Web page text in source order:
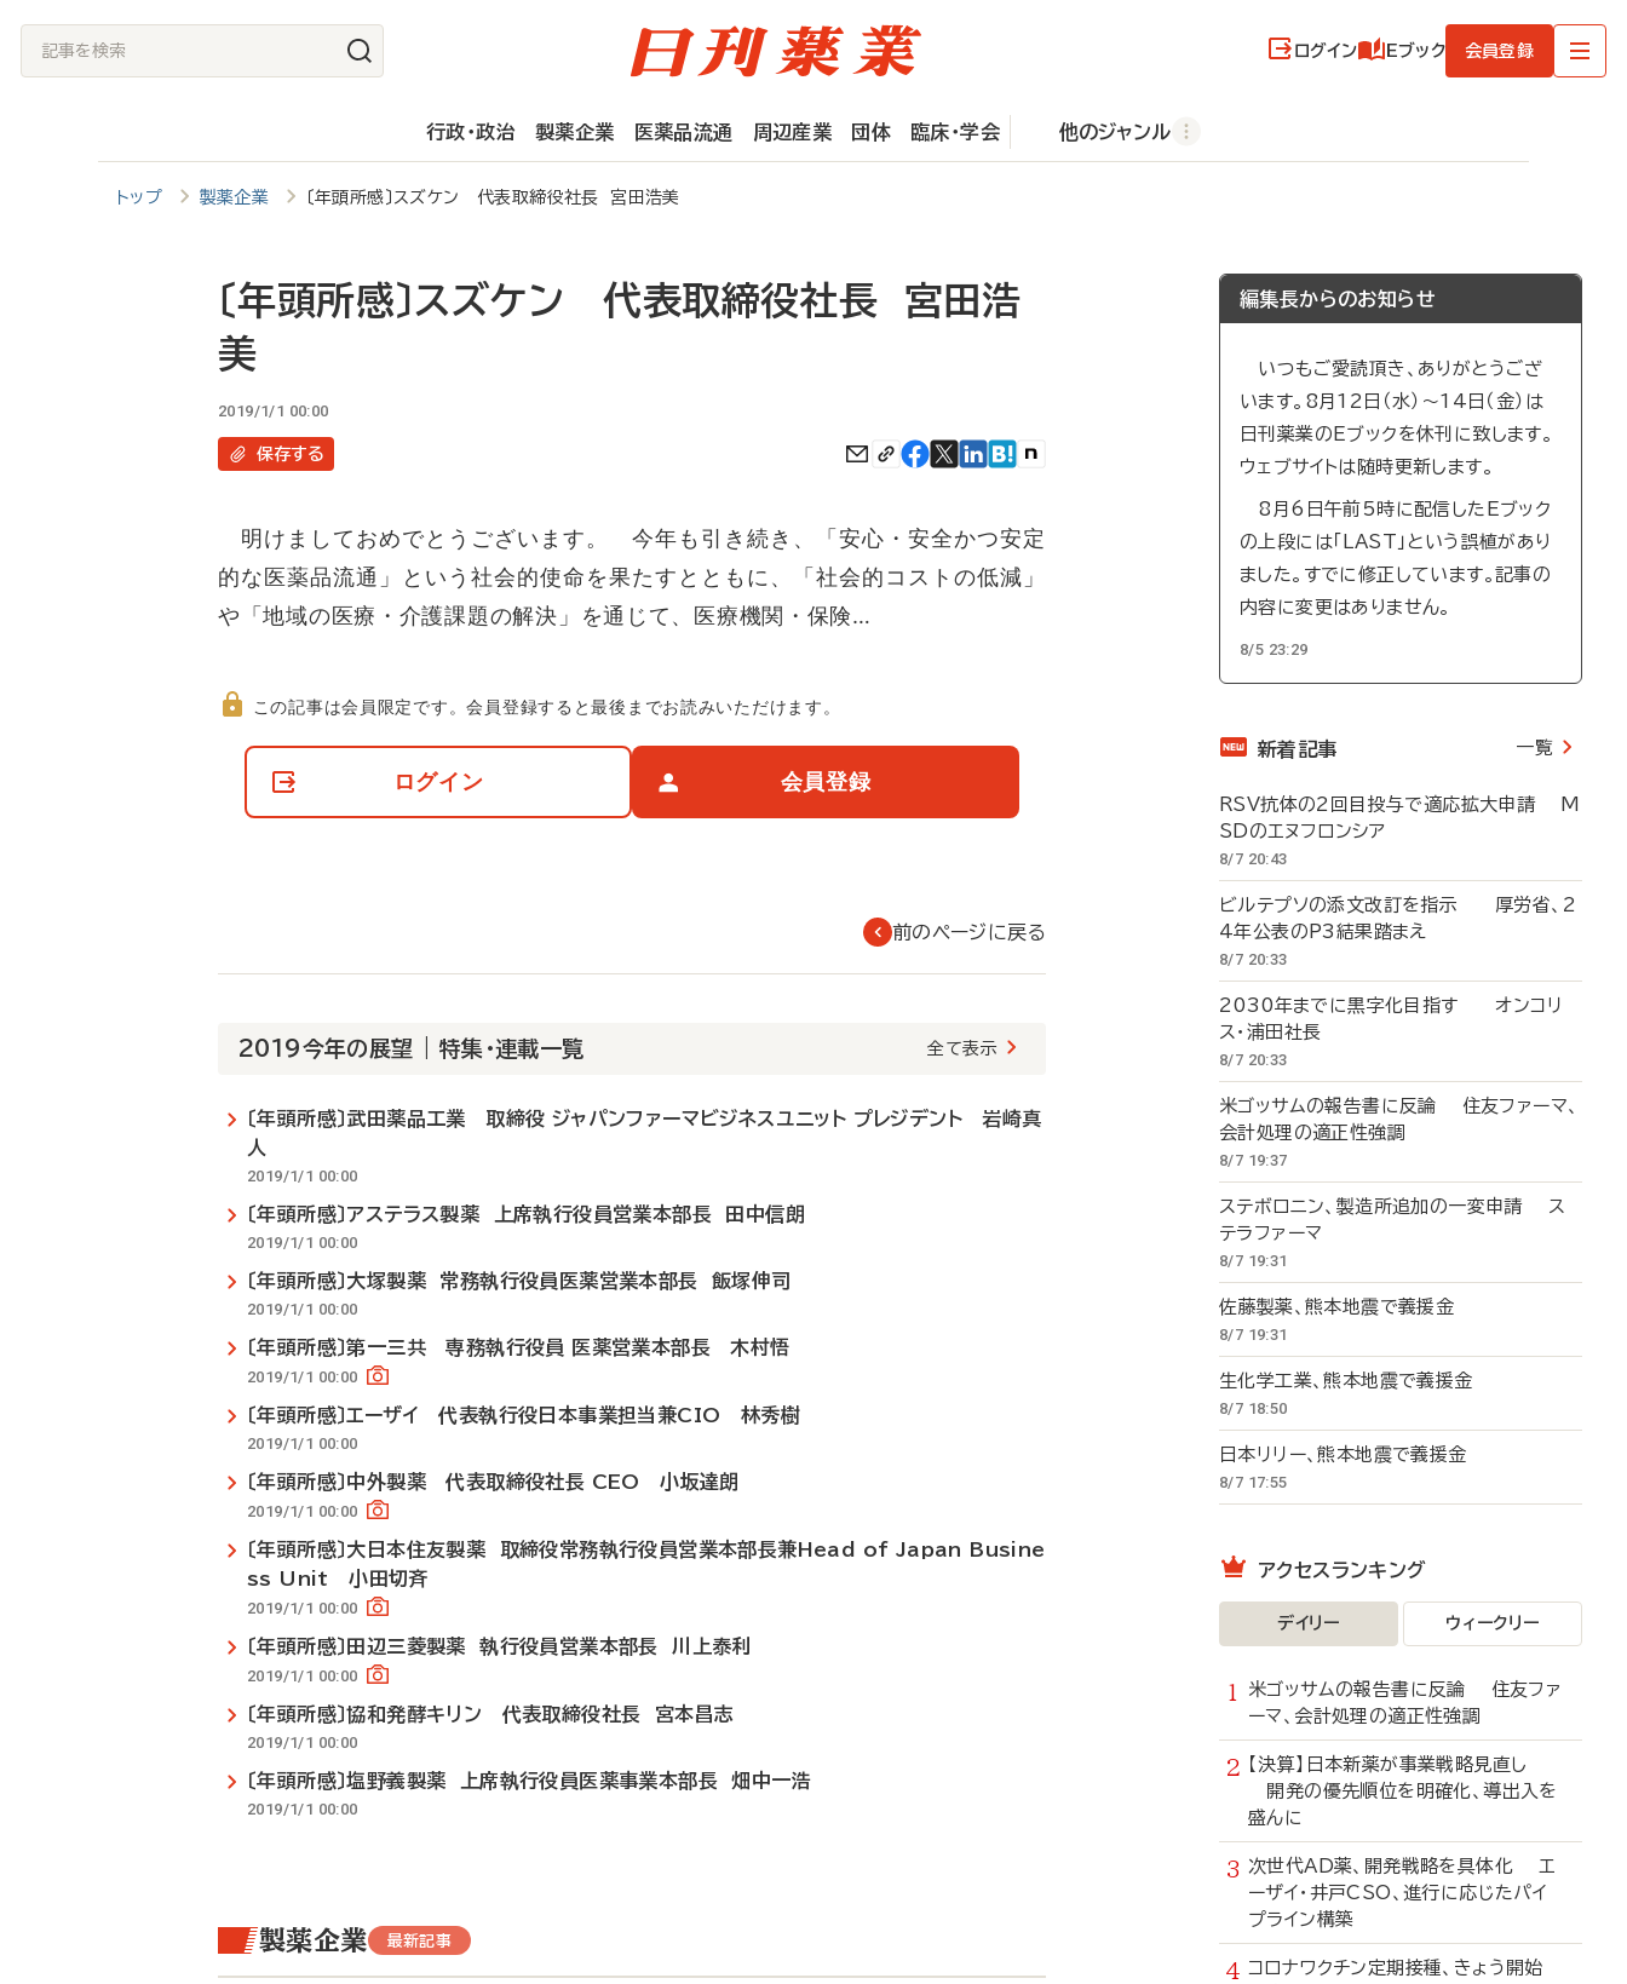
記
事
ログイン Eブック 会員登録
行政・政治 製薬企業 医薬品流通 周辺産業 団体 臨床・学会 他のジャンル
トップ 製薬企業 〔年頭所感〕スズケン 代表取締役社長 宮田浩美
〔年頭所感〕スズケン 代表取締役社長 宮田浩
美
2019/1/1 00:00
保存する
明けましておめでとうございます。 今年も引き続き、「安心・安全かつ安定
的な医薬品流通」という社会的使命を果たすとともに、「社会的コストの低減」
や「地域の医療・介護課題の解決」を通じて、医療機関・保険…
て
この記事は会員限定です。会員登録すると最後までお読みいただけます。
ログイン 会員登録
前のページに戻る
2019今年の展望 | 特集・連載一覧 全て表示
〔年頭所感〕武田薬品工業 取締役 ジャパンファーマビジネスユニット プレジデント 岩崎真
人
2019/1/1 00:00
〔年頭所感〕アステラス製薬 上席執行役員営業本部長 田中信朗
2019/1/1 00:00
〔年頭所感〕大塚製薬 常務執行役員医薬営業本部長 飯塚伸司
2019/1/1 00:00
〔年頭所感〕第一三共 専務執行役員 医薬営業本部長 木村悟
2019/1/1 00:00
〔年頭所感〕エーザイ 代表執行役日本事業担当兼CIO 林秀樹
2019/1/1 00:00
〔年頭所感〕中外製薬 代表取締役社長 CEO 小坂達朗
2019/1/1 00:00
〔年頭所感〕大日本住友製薬 取締役常務執行役員営業本部長兼Head of Japan Busine
ss Unit 小田切斉
2019/1/1 00:00
〔年頭所感〕田辺三菱製薬 執行役員営業本部長 川上泰利
2019/1/1 00:00
〔年頭所感〕協和発酵キリン 代表取締役社長 宮本昌志
2019/1/1 00:00
〔年頭所感〕塩野義製薬 上席執行役員医薬事業本部長 畑中一浩
2019/1/1 00:00
製薬企業 最新記事
編集長からのお知らせ
いつもご愛読頂き、ありがとうござ
います。8月12日（水）～14日（金）は
日刊薬業のEブックを休刊に致します。
ウェブサイトは随時更新します。
8月6日午前5時に配信したEブック
の上段には「LAST」という誤植があり
ました。すでに修正しています。記事の
内容に変更はありません。
8/5 23:29
新着記事 一覧
RSV抗体の2回目投与で適応拡大申請 M
SDのエヌフロンシア
8/7 20:43
ビルテプソの添文改訂を指示 厚労省、2
4年公表のP3結果踏まえ
8/7 20:33
2030年までに黒字化目指す オンコリ
ス・浦田社長
8/7 20:33
米ゴッサムの報告書に反論 住友ファーマ、
会計処理の適正性強調
8/7 19:37
ステボロニン、製造所追加の一変申請 ス
テラファーマ
8/7 19:31
佐藤製薬、熊本地震で義援金
8/7 19:31
生化学工業、熊本地震で義援金
8/7 18:50
日本リリー、熊本地震で義援金
8/7 17:55
アクセスランキング
デイリー ウィークリー
米ゴッサムの報告書に反論 住友ファ
ーマ、会計処理の適正性強調
【決算】日本新薬が事業戦略見直し
開発の優先順位を明確化、導出入を
盛んに
次世代AD薬、開発戦略を具体化 エ
ーザイ・井戸CSO、進行に応じたパイ
プライン構築
コロナワクチン定期接種、きょう開始